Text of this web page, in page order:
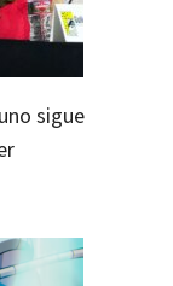
sigue